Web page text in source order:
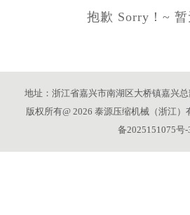
抱歉 Sorry！~ 暂
地址：浙江省嘉兴市南湖区大桥镇嘉兴
版权所有@ 2026 泰源压缩机械（浙江
备2025151075号-